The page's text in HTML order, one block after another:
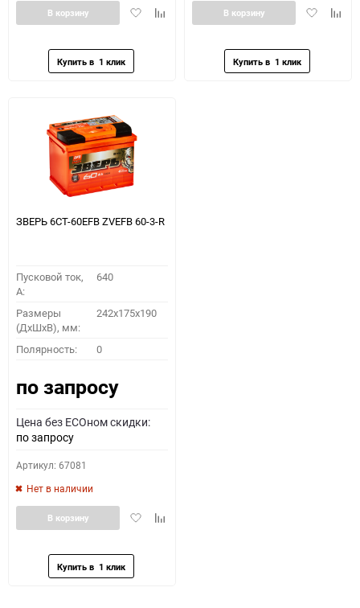
ДобавитьДобавить
В корзину
Добавить
В корзину
ЗВЕРЬ 6СТ-60EFB ZVEFB 60-3-R
Пусковой ток,
A:
640
Размеры
(ДхШхВ), мм:
242x175x190
Полярность: 0
по запросу
Цена без ECOном скидки:
по запросу
Артикул: 67081
Нет в наличии
ДобавитьДобавить
В корзину